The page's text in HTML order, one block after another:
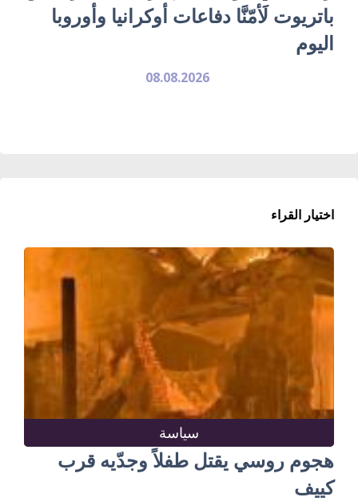
باتريوت لَأمّنَّا دفاعات أوكرانيا وأوروبا
اليوم
08.08.2026
اختيار القراء
سياسة
هجوم روسي يقتل طفلاً وجدّيه قرب
كييف